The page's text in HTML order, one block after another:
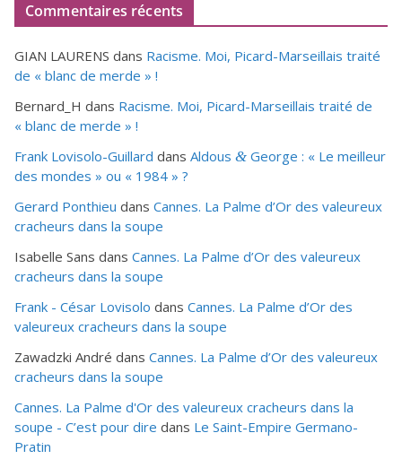
Commentaires récents
GIAN LAURENS dans Racisme. Moi, Picard-Marseillais traité
de « blanc de merde » !
Bernard_H dans Racisme. Moi, Picard-Marseillais traité de
« blanc de merde » !
Frank Lovisolo-Guillard dans Aldous & George : « Le meilleur
des mondes » ou « 1984 » ?
Gerard Ponthieu dans Cannes. La Palme d’Or des valeureux
cracheurs dans la soupe
Isabelle Sans dans Cannes. La Palme d’Or des valeureux
cracheurs dans la soupe
Frank - César Lovisolo dans Cannes. La Palme d’Or des
valeureux cracheurs dans la soupe
Zawadzki André dans Cannes. La Palme d’Or des valeureux
cracheurs dans la soupe
Cannes. La Palme d'Or des valeureux cracheurs dans la
soupe - C’est pour dire dans Le Saint-Empire Germano-
Pratin